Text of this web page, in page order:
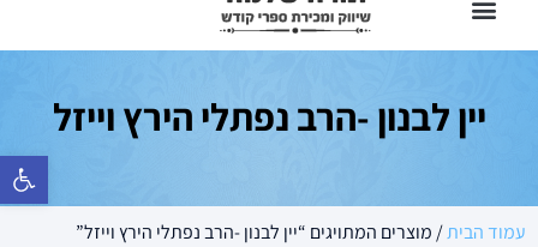
פתח סרגל
יין לבנון -הרב נפתלי הירץ וייזל
עמוד הבית/ מוצרים המתויגים “יין לבנון -הרב נפתלי הירץ וייזל”